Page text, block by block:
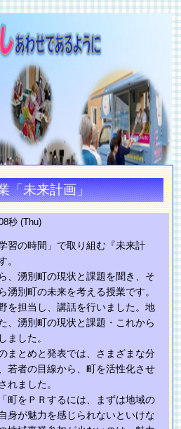
「未来計画」
秒 (Thu)
習の時間」で取り組む『未来計
。
、湧別町の現状と課題を聞き、そ
湧別町の未来を考える授業です。
を担当し、講話を行いました。地
、湧別町の現状と課題・これから
ました。
まとめと発表では、さまざまな分
若者の目線から、町を活性化させ
れました。
町をＰＲするには、まずは地域の
身が魅力を感じられないといけな